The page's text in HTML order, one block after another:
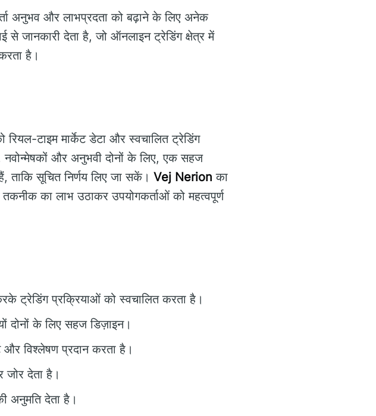
अनुभव और लाभप्रदता को बढ़ाने के लिए अनेक
से जानकारी देता है, जो ऑनलाइन ट्रेडिंग क्षेत्र में
है।
टाइम मार्केट डेटा और स्वचालित ट्रेडिंग
नवोन्मेषकों और अनुभवी दोनों के लिए, एक सहज
ताकि सूचित निर्णय लिए जा सकें। Vej Nerion का
तकनीक का लाभ उठाकर उपयोगकर्ताओं को महत्वपूर्ण
ट्रेडिंग प्रक्रियाओं को स्वचालित करता है।
दोनों के लिए सहज डिज़ाइन।
और विश्लेषण प्रदान करता है।
जोर देता है।
अनुमति देता है।